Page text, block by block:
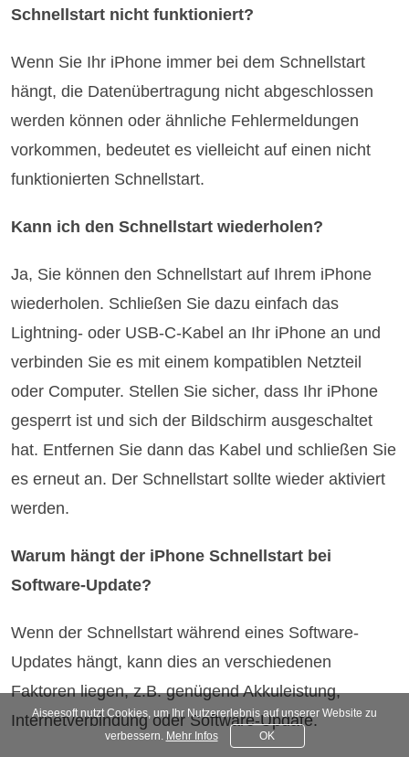
Schnellstart nicht funktioniert?
Wenn Sie Ihr iPhone immer bei dem Schnellstart
hängt, die Datenübertragung nicht abgeschlossen
werden können oder ähnliche Fehlermeldungen
vorkommen, bedeutet es vielleicht auf einen nicht
funktionierten Schnellstart.
Kann ich den Schnellstart wiederholen?
Ja, Sie können den Schnellstart auf Ihrem iPhone
wiederholen. Schließen Sie dazu einfach das
Lightning- oder USB-C-Kabel an Ihr iPhone an und
verbinden Sie es mit einem kompatiblen Netzteil
oder Computer. Stellen Sie sicher, dass Ihr iPhone
gesperrt ist und sich der Bildschirm ausgeschaltet
hat. Entfernen Sie dann das Kabel und schließen Sie
es erneut an. Der Schnellstart sollte wieder aktiviert
werden.
Warum hängt der iPhone Schnellstart bei
Software-Update?
Wenn der Schnellstart während eines Software-
Updates hängt, kann dies an verschiedenen
Faktoren liegen, z.B. genügend Akkuleistung,
Internetverbindung oder Software-Update.
Aiseesoft nutzt Cookies, um Ihr Nutzererlebnis auf unserer Website zu
verbessern. Mehr Infos OK